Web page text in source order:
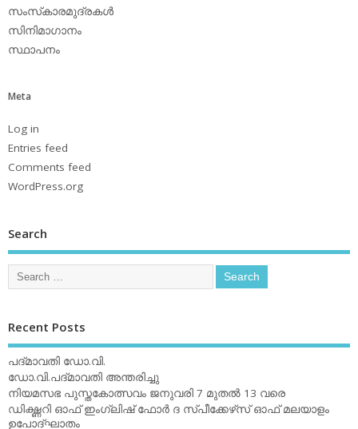
സംസ്‌കാരമുദ്രകള്‍
സിനിമാഗാനം
സ്ഥാപനം
Meta
Log in
Entries feed
Comments feed
WordPress.org
Search
Recent Posts
പദ്മാവതി ഡോ.വി.
ഡോ.വി.പദ്മാവതി അന്തരിച്ചു
നിയമസഭ പുസ്തകോത്സവം ജനുവരി 7 മുതല്‍ 13 വരെ
ഡിക്ഷ്ണറി ഓഫ് ഇംഗ്ലിഷ് ഫോര്‍ ദ സ്പീക്കേഴ്‌സ് ഓഫ് മലയാളം
ഉപോദ്ഘാതം